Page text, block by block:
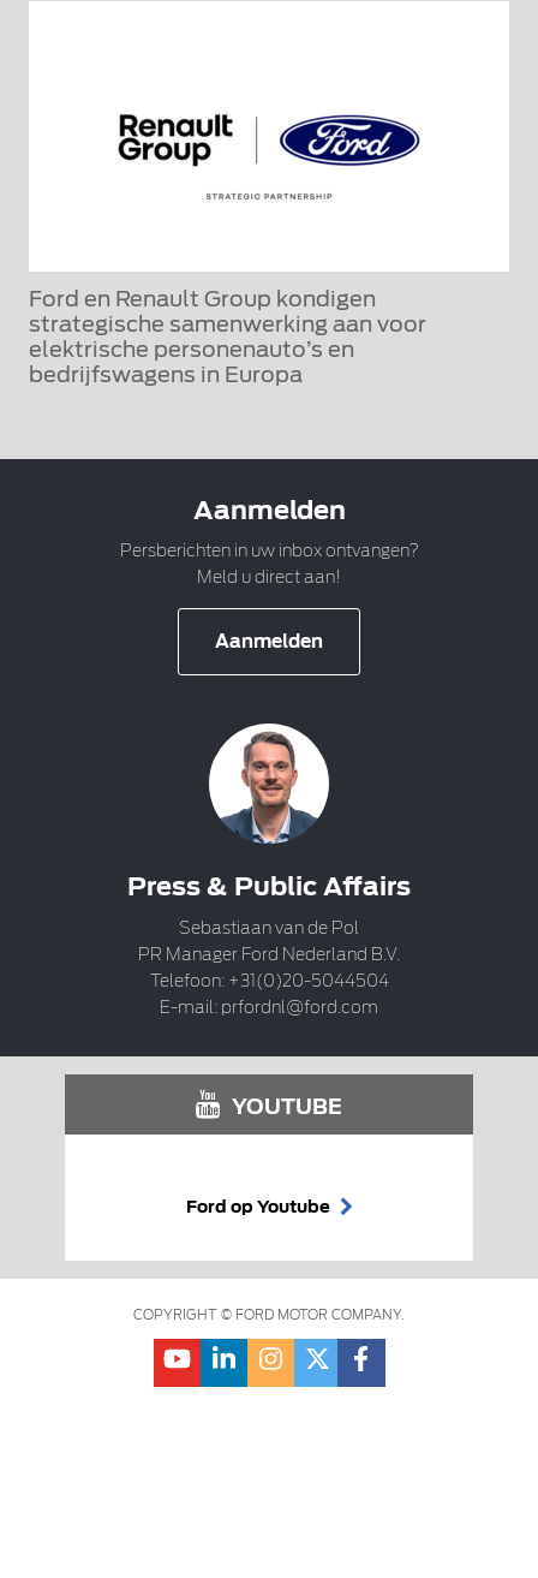
Ford en Renault Group kondigen
strategische samenwerking aan voor
elektrische personenauto’s en
bedrijfswagens in Europa
Aanmelden
Persberichten in uw inbox ontvangen?
Meld u direct aan!
Aanmelden
Press & Public Affairs
Sebastiaan van de Pol
PR Manager Ford Nederland B.V.
Telefoon: +31(0)20-5044504
E-mail: prfordnl@ford.com
YOUTUBE
Ford op Youtube
COPYRIGHT © FORD MOTOR COMPANY.